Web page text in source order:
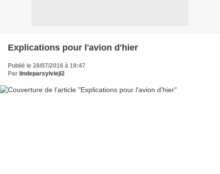
Explications pour l'avion d'hier
Publié le 28/07/2016 à 19:47
Par lindeparsylviejl2